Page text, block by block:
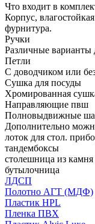
Что входит в
Корпус,
фурнитура.
Ручки
Различные варианты
Петли
С доводчиком или
Сушка для посуды
Хромированная
Направляющие пвш
Полновыдвижные
Дополнительно
лоток для стол.
тандембоксы
столешница из камня
бутылочница
ЛДСП
Полотно АГТ (МДФ)
Пластик HPL
Пленка ПВХ